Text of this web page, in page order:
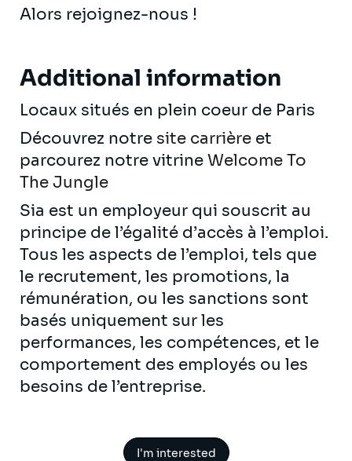
Alors rejoignez-nous !
Additional information
Locaux situés en plein coeur de Paris
Découvrez notre site carrière et
parcourez notre vitrine Welcome To
The Jungle
Sia est un employeur qui souscrit au
principe de l’égalité d’accès à l’emploi.
Tous les aspects de l’emploi, tels que
le recrutement, les promotions, la
rémunération, ou les sanctions sont
basés uniquement sur les
performances, les compétences, et le
comportement des employés ou les
besoins de l’entreprise.
I'm interested